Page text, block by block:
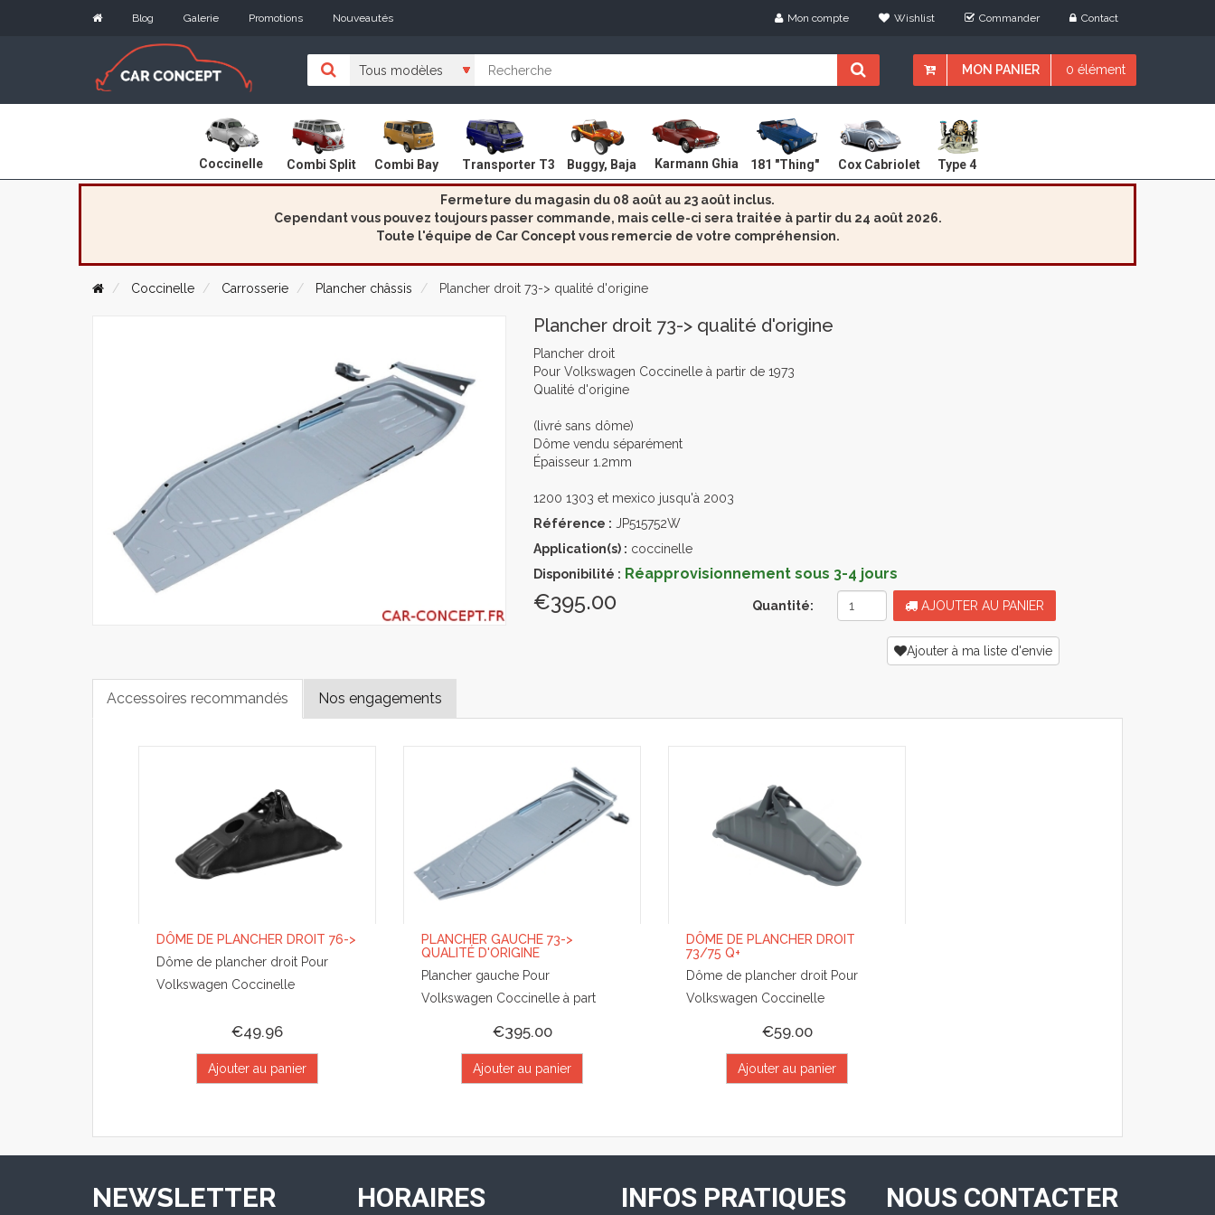
Blog Galerie Promotions Nouveautés Mon compte Wishlist Commander Contact
MON PANIER 0 élément
Coccinelle Combi Split Combi Bay Transporter T3 Buggy, Baja Karmann Ghia 181 "Thing" Cox Cabriolet Type 4
Fermeture du magasin du 08 août au 23 août inclus.
Cependant vous pouvez toujours passer commande, mais celle-ci sera traitée à partir du 24 août 2026.
Toute l'équipe de Car Concept vous remercie de votre compréhension.
Coccinelle Carrosserie Plancher châssis Plancher droit 73-> qualité d'origine
Plancher droit 73-> qualité d'origine
Plancher droit
Pour Volkswagen Coccinelle à partir de 1973
Qualité d'origine
(livré sans dôme)
Dôme vendu séparément
Épaisseur 1.2mm
1200 1303 et mexico jusqu'à 2003
Référence : JP515752W
Application(s) : coccinelle
Disponibilité : Réapprovisionnement sous 3-4 jours
€395.00 Quantité: AJOUTER AU PANIER
Ajouter à ma liste d'envie
Accessoires recommandés Nos engagements
DÔME DE PLANCHER DROIT 76->
Dôme de plancher droit Pour
Volkswagen Coccinelle
€49.96
Ajouter au panier
PLANCHER GAUCHE 73->
QUALITÉ D'ORIGINE
Plancher gauche Pour
Volkswagen Coccinelle à part
€395.00
Ajouter au panier
DÔME DE PLANCHER DROIT
73/75 Q+
Dôme de plancher droit Pour
Volkswagen Coccinelle
€59.00
Ajouter au panier
NEWSLETTER HORAIRES INFOS PRATIQUES NOUS CONTACTER